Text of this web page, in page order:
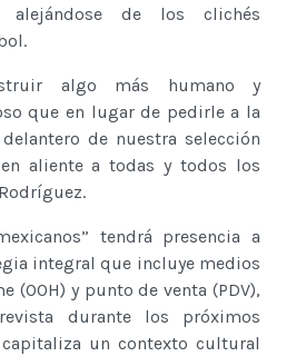
de los clichés
algo más humano y
que en lugar de pedirle a la
de nuestra selección
aliente a todas y todos los
tendrá presencia a
integral que incluye medios
(OOH) y punto de venta (PDV),
durante los próximos
capitaliza un contexto cultural